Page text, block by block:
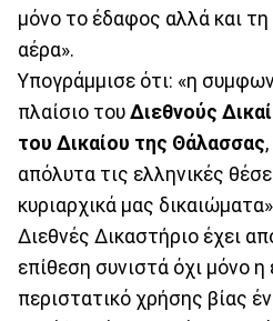
μόνο το έδαφος αλλά και
αέρα».
Υπογράμμισε ότι: «η
πλαίσιο του Διεθνούς
του Δικαίου της Θάλασσας
απόλυτα τις ελληνικές
κυριαρχικά μας
Διεθνές Δικαστήριο έχει
επίθεση συνιστά όχι μόνο η
περιστατικό χρήσης βίας